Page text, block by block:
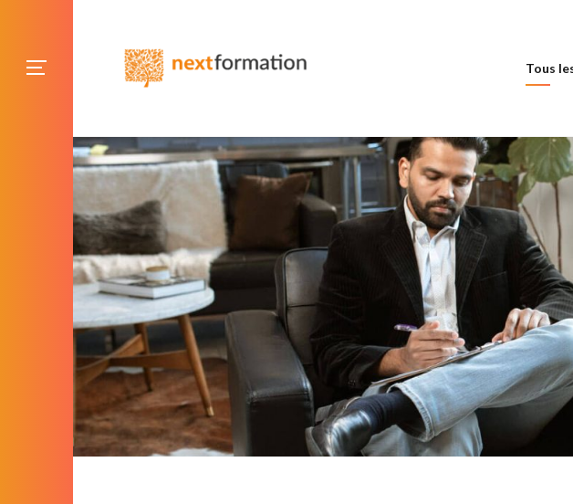
Blog NextFormation
Tous